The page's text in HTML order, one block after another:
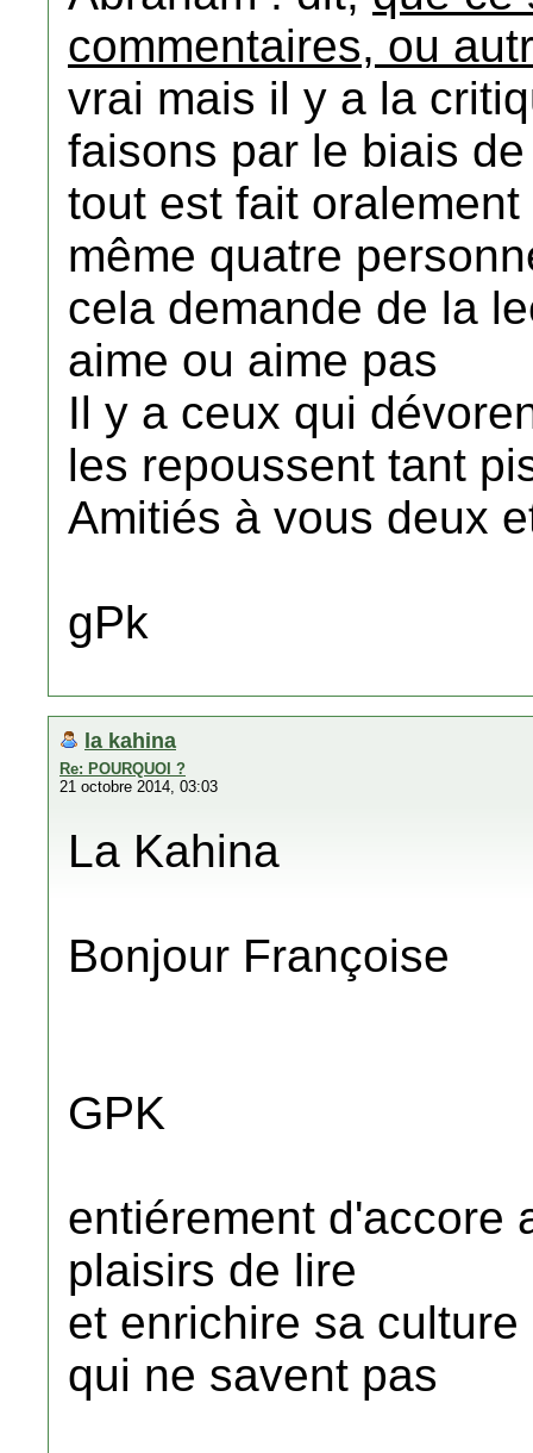
commentaires, ou
vrai mais il y a la
faisons par le biais
tout est fait
même quatre
cela demande de la
aime ou aime pas
Il y a ceux qui
les repoussent tant
Amitiés à vous deux
gPk
la kahina
Re: POURQUOI ?
21 octobre 2014, 03:03
La Kahina
Bonjour Françoise
GPK
entiérement d'accore
plaisirs de lire
et enrichire sa
qui ne savent pas